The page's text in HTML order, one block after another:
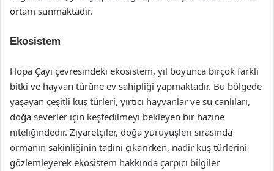
ortam sunmaktadır.
Ekosistem
Hopa Çayı çevresindeki ekosistem, yıl boyunca birçok farklı
bitki ve hayvan türüne ev sahipliği yapmaktadır. Bu bölgede
yaşayan çeşitli kuş türleri, yırtıcı hayvanlar ve su canlıları,
doğa severler için keşfedilmeyi bekleyen bir hazine
niteliğindedir. Ziyaretçiler, doğa yürüyüşleri sırasında
ormanın sakinliğinin tadını çıkarırken, nadir kuş türlerini
gözlemleyerek ekosistem hakkında çarpıcı bilgiler